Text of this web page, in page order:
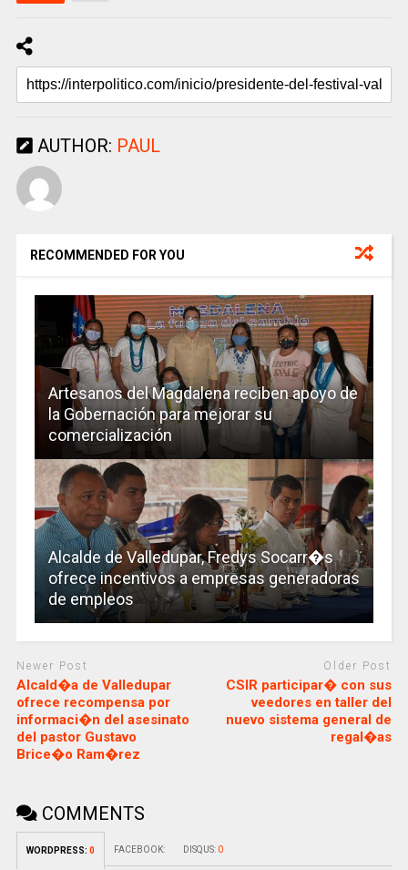
AUTHOR: PAUL
RECOMMENDED FOR YOU
Artesanos del Magdalena reciben apoyo de
la Gobernación para mejorar su
comercialización
Alcalde de Valledupar, Fredys Socarr�s
ofrece incentivos a empresas generadoras
de empleos
Newer Post
Alcald�a de Valledupar
ofrece recompensa por
informaci�n del asesinato
del pastor Gustavo
Brice�o Ram�rez
Older Post
CSIR participar� con sus
veedores en taller del
nuevo sistema general de
regal�as
COMMENTS
WORDPRESS: 0 FACEBOOK: DISQUS: 0